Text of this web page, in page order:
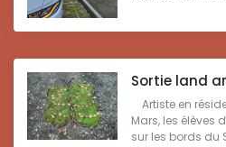
Sortie land
Artiste en
Mars, les élèves
sur les bords du